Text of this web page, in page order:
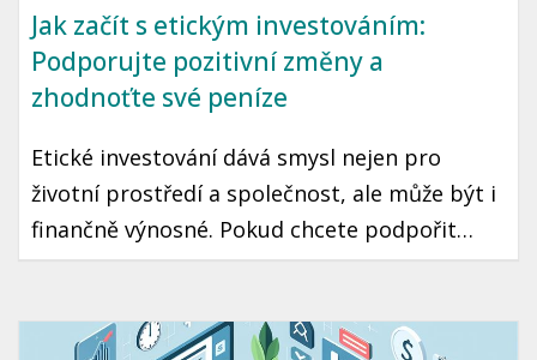
Jak začít s etickým investováním:
Podporujte pozitivní změny a
zhodnoťte své peníze
Etické investování dává smysl nejen pro
životní prostředí a společnost, ale může být i
finančně výnosné. Pokud chcete podpořit
pozitivní změny a zároveň zhodnotit své
vám ukážu, jak na to konkrétně v českém